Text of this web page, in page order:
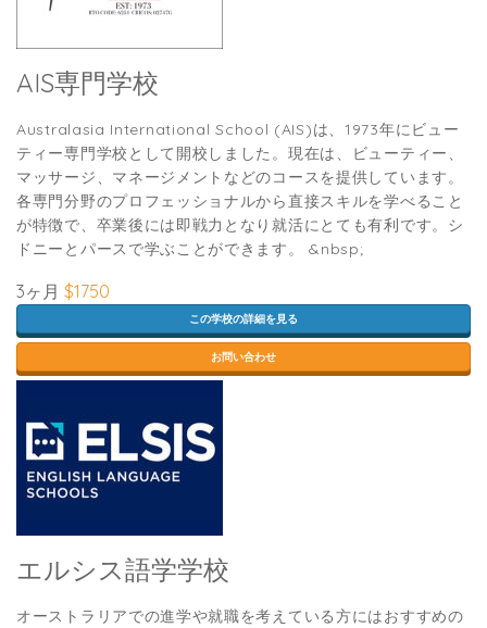
AIS専門学校
Australasia International School (AIS)は、1973年にビュー
ティー専門学校として開校しました。現在は、ビューティー、
マッサージ、マネージメントなどのコースを提供しています。
各専門分野のプロフェッショナルから直接スキルを学べること
が特徴で、卒業後には即戦力となり就活にとても有利です。シ
ドニーとパースで学ぶことができます。 &nbsp;
3ヶ月 $1750
この学校の詳細を見る
お問い合わせ
エルシス語学学校
オーストラリアでの進学や就職を考えている方にはおすすめの